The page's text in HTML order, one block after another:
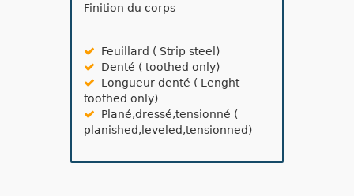
Finition du corps
Feuillard ( Strip steel)
Denté ( toothed only)
Longueur denté ( Lenght
toothed only)
Plané,dressé,tensionné (
planished,leveled,tensionned)